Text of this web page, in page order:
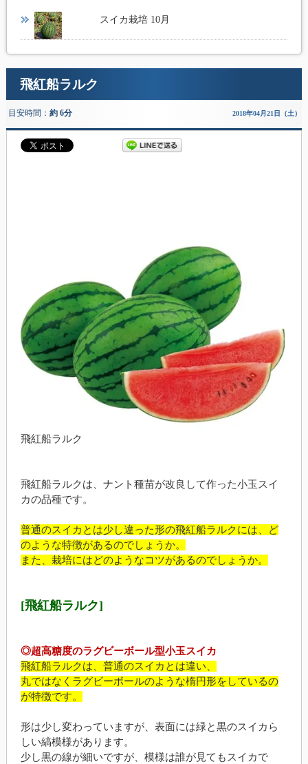
スイカ栽培 10月
飛紅船ラルク
目安時間： 約 6分 2018年04月21日（土）
飛紅船ラルク
飛紅船ラルクは、ナント種苗が改良して作った小玉スイ
カの品種です。
普通のスイカとは少し違った形の飛紅船ラルクには、ど
のような特徴があるのでしょうか。
また、栽培にはどのようなコツがあるのでしょうか。
[飛紅船ラルク]
◎超高糖度のラグビーボール型小玉スイカ
飛紅船ラルクは、普通のスイカとは違い、
丸ではなくラグビーボールのような楕円形をしているの
が特徴です。
形は少し変わっていますが、表面には緑と黒のスイカら
しい縞模様があります。
少し黒の線が細いですが、模様は誰が見てもスイカで